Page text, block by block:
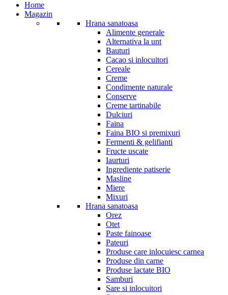
Home
Magazin
Hrana sanatoasa
Alimente generale
Alternativa la unt
Bauturi
Cacao si inlocuitori
Cereale
Creme
Condimente naturale
Conserve
Creme tartinabile
Dulciuri
Faina
Faina BIO si premixuri
Fermenti & gelifianti
Fructe uscate
Iaurturi
Ingrediente patiserie
Masline
Miere
Mixuri
Hrana sanatoasa
Orez
Otet
Paste fainoase
Pateuri
Produse care inlocuiesc carnea
Produse din carne
Produse lactate BIO
Samburi
Sare si inlocuitori